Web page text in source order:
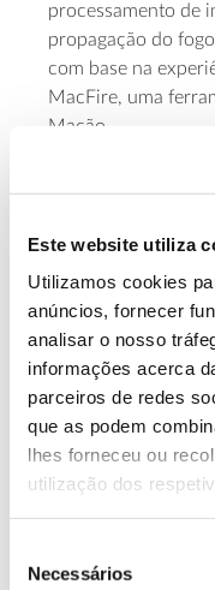
Este website utiliza
Utilizamos cookies
anúncios, fornecer
analisar o nosso
informações acerca
parceiros de redes
que as podem
lhes forneceu ou
utilização dos
Necessários
processamento de
propagação do
com base na
MacFire, uma
Mação.
informações úteis
estratégia e as
– Ampliar o piloto
demonstrando a
território nacional.
Equipa
Tecnologias, UA –